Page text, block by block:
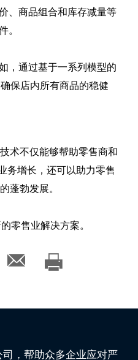
、商品组合和库存减量等
。
如，通过基于一系列模型的
保店内所有商品的稳健
术不仅能够帮助零售商和
务增长，还可以助力零售
蓬勃发展。
零售业解决方案。
，帮助众多企业应对严